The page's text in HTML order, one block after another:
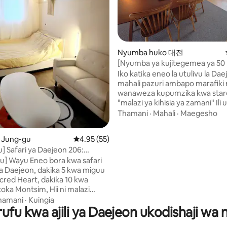
4.9 kati ya 5, tathmini 127
Jung-gu Ukadiriaji wa wastani wa 4.95 kati ya 5,
4.95 (55)
Safari ya Daejeon 206:
Eagles, umbali wa
miguu kutoka Sungsimdang
Yanayopatikana
Wayu Eneo bora kwa safari
Daejeon, dakika 5 kwa miguu
Heart, dakika 10 kwa
Montsim, Hii ni malazi
umbali wa kutembea
ya Hanwha Eagles, kituo
chini ya ardhi na Kituo cha
· Kuingia
Nyumba huko 대전
[Nyumba ya kujitegemea ya
Hadi watu 10 #Dakika 10 kutoka
Reli cha Seongsimdang
#Vitanda 4 vya ukubwa wa
#Nyumba ya mtindo wa zamani
House
Iko katika eneo la utulivu la
mahali pazuri ambapo marafiki
wanaweza kupumzika kwa
"malazi ya kihisia ya zamani" Ili uweze
kupumzisha mwili wako na akili
Hanwha 🚘Ball Park dakika 10
Maonyesho, Duka la Idara ya
Thamani · Mahali · Maegesho
kwa ajili ya Daejeon ukodishaji wa